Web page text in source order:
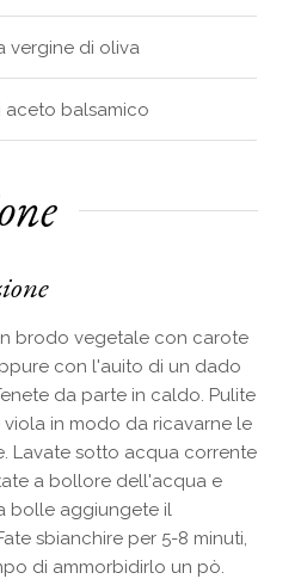
vergine di oliva
aceto balsamico
brodo vegetale con carote
con l'auito di un dado
da parte in caldo. Pulite
in modo da ricavarne le
Lavate sotto acqua corrente
a bollore dell'acqua e
bolle aggiungete il
sbianchire per 5-8 minuti,
di ammorbidirlo un pò.